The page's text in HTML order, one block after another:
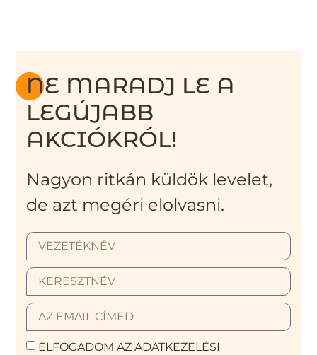
NE MARADJ LE A
LEGÚJABB
AKCIÓKRÓL!
Nagyon ritkán küldök levelet,
de azt megéri elolvasni.
ELFOGADOM AZ ADATKEZELÉSI